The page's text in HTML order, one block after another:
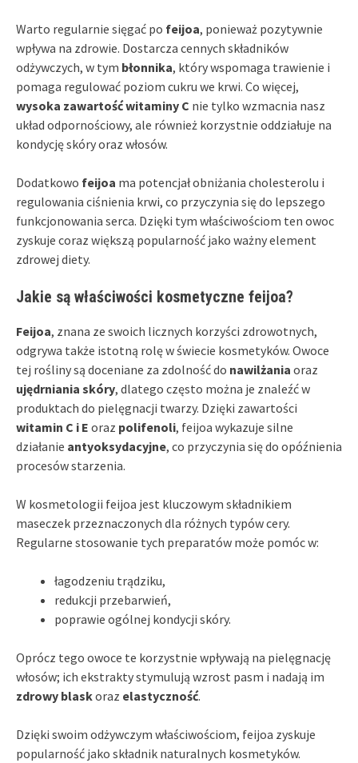
Warto regularnie sięgać po feijoa, ponieważ pozytywnie
wpływa na zdrowie. Dostarcza cennych składników
odżywczych, w tym błonnika, który wspomaga trawienie i
pomaga regulować poziom cukru we krwi. Co więcej,
wysoka zawartość witaminy C nie tylko wzmacnia nasz
układ odpornościowy, ale również korzystnie oddziałuje na
kondycję skóry oraz włosów.
Dodatkowo feijoa ma potencjał obniżania cholesterolu i
regulowania ciśnienia krwi, co przyczynia się do lepszego
funkcjonowania serca. Dzięki tym właściwościom ten owoc
zyskuje coraz większą popularność jako ważny element
zdrowej diety.
Jakie są właściwości kosmetyczne feijoa?
Feijoa, znana ze swoich licznych korzyści zdrowotnych,
odgrywa także istotną rolę w świecie kosmetyków. Owoce
tej rośliny są doceniane za zdolność do nawilżania oraz
ujędrniania skóry, dlatego często można je znaleźć w
produktach do pielęgnacji twarzy. Dzięki zawartości
witamin C i E oraz polifenoli, feijoa wykazuje silne
działanie antyoksydacyjne, co przyczynia się do opóźnienia
procesów starzenia.
W kosmetologii feijoa jest kluczowym składnikiem
maseczek przeznaczonych dla różnych typów cery.
Regularne stosowanie tych preparatów może pomóc w:
łagodzeniu trądziku,
redukcji przebarwień,
poprawie ogólnej kondycji skóry.
Oprócz tego owoce te korzystnie wpływają na pielęgnację
włosów; ich ekstrakty stymulują wzrost pasm i nadają im
zdrowy blaskoraz elastyczność.
Dzięki swoim odżywczym właściwościom, feijoa zyskuje
popularność jako składnik naturalnych kosmetyków.